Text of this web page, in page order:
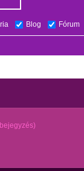
Blog Fórum